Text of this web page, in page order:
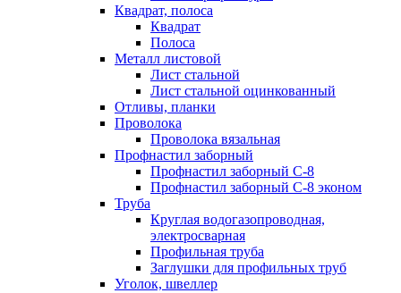
Квадрат, полоса
Квадрат
Полоса
Металл листовой
Лист стальной
Лист стальной оцинкованный
Отливы, планки
Проволока
Проволока вязальная
Профнастил заборный
Профнастил заборный С-8
Профнастил заборный С-8 эконом
Труба
Круглая водогазопроводная,
электросварная
Профильная труба
Заглушки для профильных труб
Уголок, швеллер